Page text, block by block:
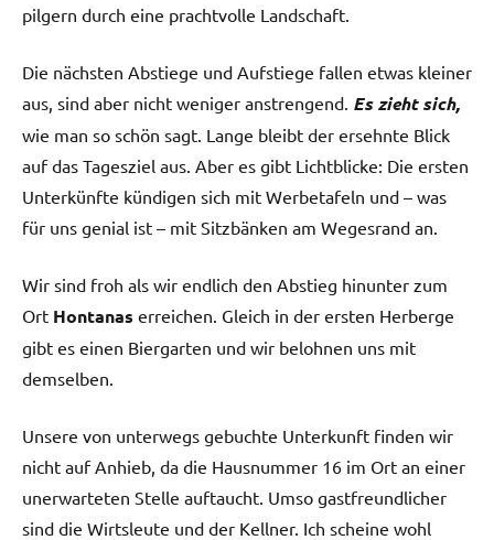
pilgern durch eine prachtvolle Landschaft.
Die nächsten Abstiege und Aufstiege fallen etwas kleiner
aus, sind aber nicht weniger anstrengend. Es zieht sich,
wie man so schön sagt. Lange bleibt der ersehnte Blick
auf das Tagesziel aus. Aber es gibt Lichtblicke: Die ersten
Unterkünfte kündigen sich mit Werbetafeln und – was
für uns genial ist – mit Sitzbänken am Wegesrand an.
Wir sind froh als wir endlich den Abstieg hinunter zum
Ort Hontanas erreichen. Gleich in der ersten Herberge
gibt es einen Biergarten und wir belohnen uns mit
demselben.
Unsere von unterwegs gebuchte Unterkunft finden wir
nicht auf Anhieb, da die Hausnummer 16 im Ort an einer
unerwarteten Stelle auftaucht. Umso gastfreundlicher
sind die Wirtsleute und der Kellner. Ich scheine wohl